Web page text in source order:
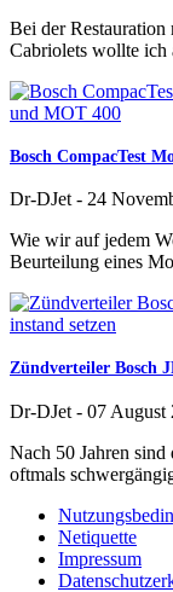
Bei der Restauration
Cabriolets wollte ich
Bosch CompacTest
Dr-DJet- 24
Wie wir auf jedem
Beurteilung eines
Zündverteiler Bosch
Dr-DJet - 07 August
Nach 50 Jahren
oftmals
Netiquette
Impressum